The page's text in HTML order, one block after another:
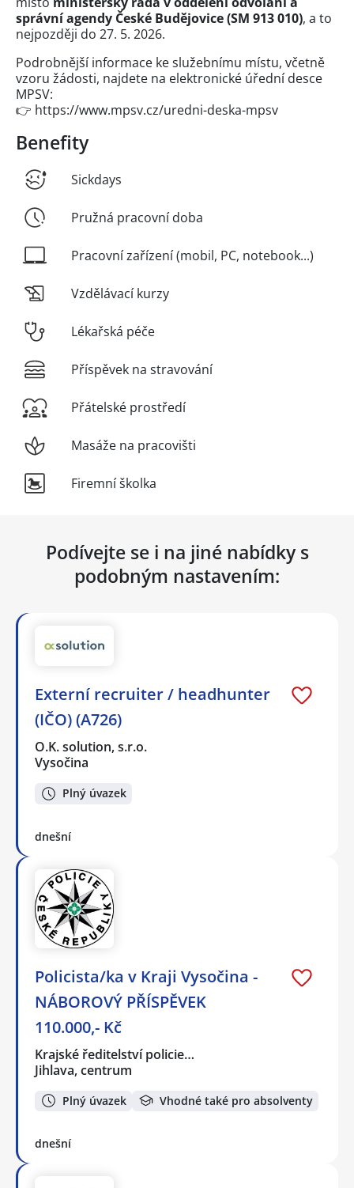
správní agendy České Budějovice (SM 913 010), a to
nejpozději do 27. 5. 2026.
Podrobnější informace ke služebnímu místu, včetně
vzoru žádosti, najdete na elektronické úřední desce
MPSV:
👉 https://www.mpsv.cz/uredni-deska-mpsv
Benefity
Sickdays
Pružná pracovní doba
Pracovní zařízení (mobil, PC, notebook...)
Vzdělávací kurzy
Lékařská péče
Příspěvek na stravování
Přátelské prostředí
Masáže na pracovišti
Firemní školka
Podívejte se i na jiné nabídky s
podobným nastavením:
Externí recruiter / headhunter
(IČO) (A726)
O.K. solution, s.r.o.
Vysočina
Plný úvazek
dnešní
Policista/ka v Kraji Vysočina -
NÁBOROVÝ PŘÍSPĚVEK
110.000,- Kč
Krajské ředitelství policie…
Jihlava, centrum
Plný úvazek Vhodné také pro absolventy
dnešní